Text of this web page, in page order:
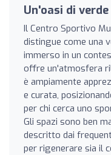
Un'oasi di
Il Centro Sportivo
distingue come una
immerso in un
offre un'atmosfera
è ampiamente
e curata,
per chi cerca uno
Gli spazi sono ben
descritto dai
per rigenerare sia il